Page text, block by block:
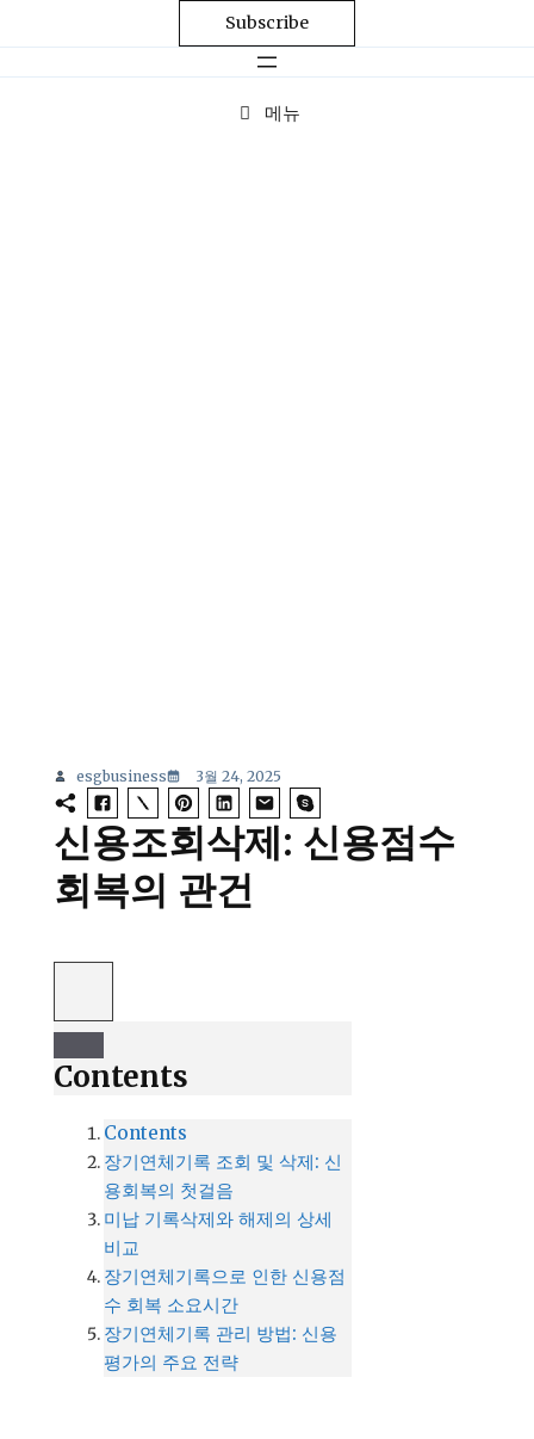
Subscribe
메뉴
esgbusiness 3월 24, 2025
신용조회삭제: 신용점수
회복의 관건
Contents
Contents
장기연체기록 조회 및 삭제: 신
용회복의 첫걸음
미납 기록삭제와 해제의 상세
비교
장기연체기록으로 인한 신용점
수 회복 소요시간
장기연체기록 관리 방법: 신용
평가의 주요 전략